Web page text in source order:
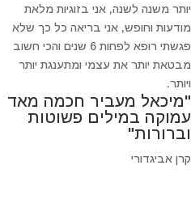
יותר משנה לשנה, אני בזוגיות מלאת
מודעות וחופש, אני בריאה כל כך שלא
פגשתי רופא לפחות 6 שנים והכי חשוב
מבטאת יותר את עצמי ומתענגת יותר
ויותר.
"מיכאל מעביר חכמה מאד
עמוקה במילים פשוטות
וברורות"
קרן אביגדורי